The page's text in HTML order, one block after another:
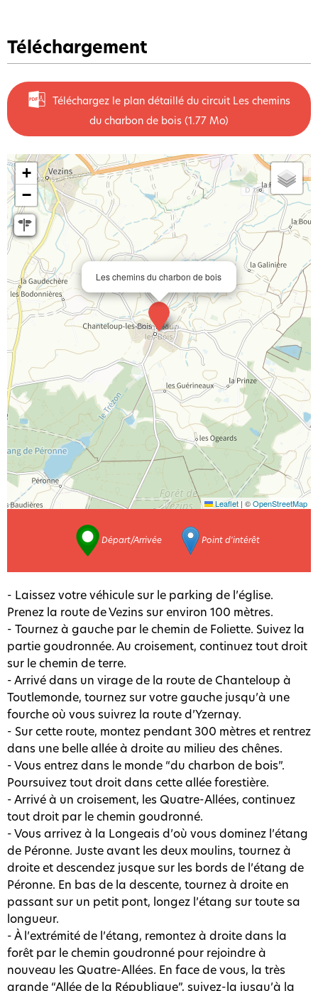
Téléchargement
Téléchargez le plan détaillé du circuit Les chemins
du charbon de bois (1.77 Mo)
Les chemins du charbon de bois
+
−
Leaflet | ©OpenStreetMap
Départ/Arrivée Point d'intérêt
- Laissez votre véhicule sur le parking de l’église.
Prenez la route de Vezins sur environ 100 mètres.
- Tournez à gauche par le chemin de Foliette. Suivez la
partie goudronnée. Au croisement, continuez tout droit
sur le chemin de terre.
- Arrivé dans un virage de la route de Chanteloup à
Toutlemonde, tournez sur votre gauche jusqu’à une
fourche où vous suivrez la route d’Yzernay.
- Sur cette route, montez pendant 300 mètres et rentrez
dans une belle allée à droite au milieu des chênes.
- Vous entrez dans le monde “du charbon de bois”.
Poursuivez tout droit dans cette allée forestière.
- Arrivé à un croisement, les Quatre-Allées, continuez
tout droit par le chemin goudronné.
- Vous arrivez à la Longeais d’où vous dominez l’étang
de Péronne. Juste avant les deux moulins, tournez à
droite et descendez jusque sur les bords de l’étang de
Péronne. En bas de la descente, tournez à droite en
passant sur un petit pont, longez l’étang sur toute sa
longueur.
- À l’extrémité de l’étang, remontez à droite dans la
forêt par le chemin goudronné pour rejoindre à
nouveau les Quatre-Allées. En face de vous, la très
grande “Allée de la République”, suivez-la jusqu’à la